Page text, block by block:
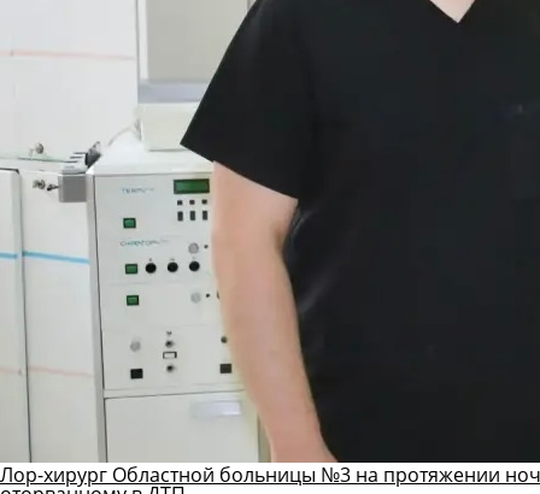
Лор-хирург Областной больницы №3 на протяжении